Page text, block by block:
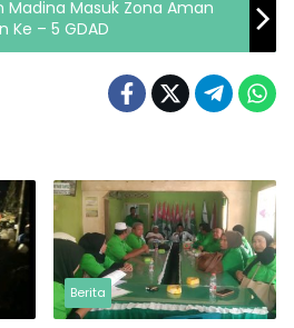
Madina Masuk Zona Aman
Ke – 5 GDAD
Berita